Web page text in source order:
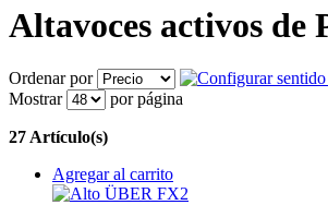
Altavoces activos de
Ordenar por
Mostrar
por página
27 Artículo(s)
Agregar al carrito